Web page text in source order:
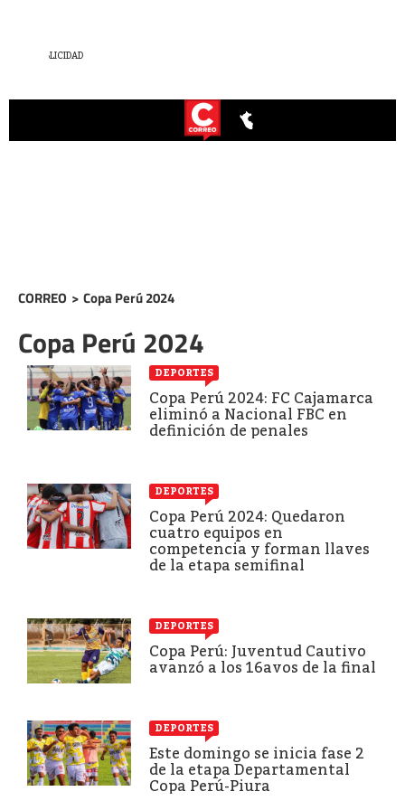
CORREO > Copa Perú 2024
Copa Perú 2024
DEPORTES
Copa Perú 2024: FC Cajamarca
eliminó a Nacional FBC en
definición de penales
DEPORTES
Copa Perú 2024: Quedaron
cuatro equipos en
competencia y forman llaves
de la etapa semifinal
DEPORTES
Copa Perú: Juventud Cautivo
avanzó a los 16avos de la final
DEPORTES
Este domingo se inicia fase 2
de la etapa Departamental
Copa Perú-Piura